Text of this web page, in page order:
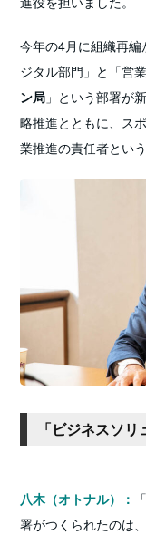
今年の4月に組織再
ジタル部門」と「営
ン局 」という部署が
略推進とともに、ス
業推進の責任者とい
「ビジネスソ
八木（オトナル）： 「
署がつくられたのは